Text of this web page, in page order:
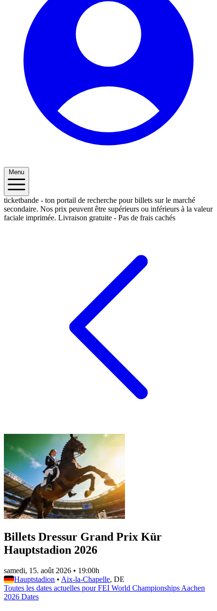
Menu
ticketbande - ton portail de recherche pour billets sur le marché
secondaire. Nos prix peuvent être supérieurs ou inférieurs à la valeur
faciale imprimée. Livraison gratuite - Pas de frais cachés
Billets Dressur Grand Prix Kür
Hauptstadion 2026
samedi, 15. août 2026 • 19:00h
Hauptstadion • Aix-la-Chapelle, DE
Toutes les dates actuelles pour FEI World Championships Aachen
2026 Dates